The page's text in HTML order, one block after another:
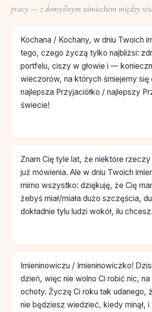
pracy — z domyślnym uśmiechem między
Kochana / Kochany, w dniu Twoich
tego, czego życzą tylko najbliżsi:
portfelu, ciszy w głowie i —
wieczorów, na których śmiejemy się
najlepsza Przyjaciółko / najlepszy
świecie!
Znam Cię tyle lat, że niektóre
już mówienia. Ale w dniu Twoich
mimo wszystko: dziękuję, że Cię
żebyś miał/miała dużo szczęścia,
dokładnie tylu ludzi wokół, ilu chcesz.
Imieninowiczu / Imieninowiczko!
dzień, więc nie wolno Ci robić nic,
ochoty. Życzę Ci roku tak udanego,
nie będziesz wiedzieć, kiedy minął, i